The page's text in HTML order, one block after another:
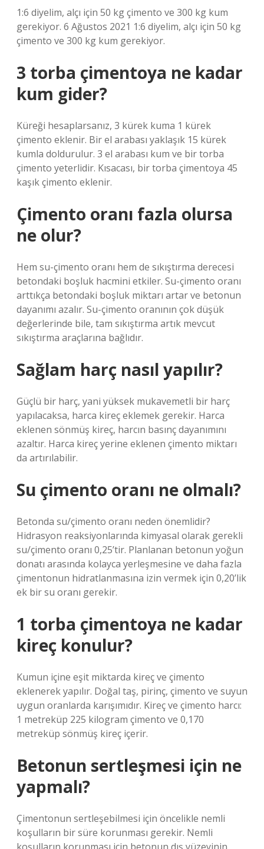
1:6 diyelim, alçı için 50 kg çimento ve 300 kg kum
gerekiyor. 6 Ağustos 2021 1:6 diyelim, alçı için 50 kg
çimento ve 300 kg kum gerekiyor.
3 torba çimentoya ne kadar
kum gider?
Küreği hesaplarsanız, 3 kürek kuma 1 kürek
çimento eklenir. Bir el arabası yaklaşık 15 kürek
kumla doldurulur. 3 el arabası kum ve bir torba
çimento yeterlidir. Kısacası, bir torba çimentoya 45
kaşık çimento eklenir.
Çimento oranı fazla olursa
ne olur?
Hem su-çimento oranı hem de sıkıştırma derecesi
betondaki boşluk hacmini etkiler. Su-çimento oranı
arttıkça betondaki boşluk miktarı artar ve betonun
dayanımı azalır. Su-çimento oranının çok düşük
değerlerinde bile, tam sıkıştırma artık mevcut
sıkıştırma araçlarına bağlıdır.
Sağlam harç nasıl yapılır?
Güçlü bir harç, yani yüksek mukavemetli bir harç
yapılacaksa, harca kireç eklemek gerekir. Harca
eklenen sönmüş kireç, harcın basınç dayanımını
azaltır. Harca kireç yerine eklenen çimento miktarı
da artırılabilir.
Su çimento oranı ne olmalı?
Betonda su/çimento oranı neden önemlidir?
Hidrasyon reaksiyonlarında kimyasal olarak gerekli
su/çimento oranı 0,25’tir. Planlanan betonun yoğun
donatı arasında kolayca yerleşmesine ve daha fazla
çimentonun hidratlanmasına izin vermek için 0,20’lik
ek bir su oranı gerekir.
1 torba çimentoya ne kadar
kireç konulur?
Kumun içine eşit miktarda kireç ve çimento
eklenerek yapılır. Doğal taş, pirinç, çimento ve suyun
uygun oranlarda karışımıdır. Kireç ve çimento harcı:
1 metreküp 225 kilogram çimento ve 0,170
metreküp sönmüş kireç içerir.
Betonun sertleşmesi için ne
yapmalı?
Çimentonun sertleşebilmesi için öncelikle nemli
koşulların bir süre korunması gerekir. Nemli